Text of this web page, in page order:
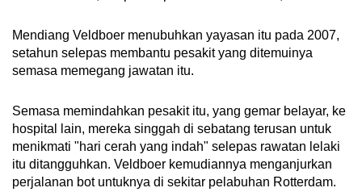
Mendiang Veldboer menubuhkan yayasan itu pada 2007,
setahun selepas membantu pesakit yang ditemuinya
semasa memegang jawatan itu.
Semasa memindahkan pesakit itu, yang gemar belayar, ke
hospital lain, mereka singgah di sebatang terusan untuk
menikmati "hari cerah yang indah" selepas rawatan lelaki
itu ditangguhkan. Veldboer kemudiannya menganjurkan
perjalanan bot untuknya di sekitar pelabuhan Rotterdam.